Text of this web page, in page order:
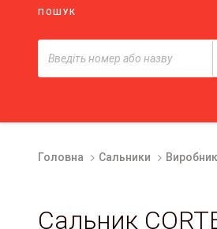
ПОШУК
Головна Сальники
Сальник